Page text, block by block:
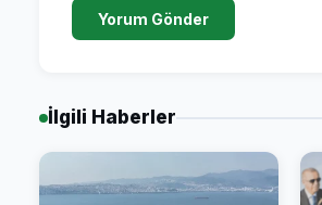
Yorum Gönder
İlgili Haberler